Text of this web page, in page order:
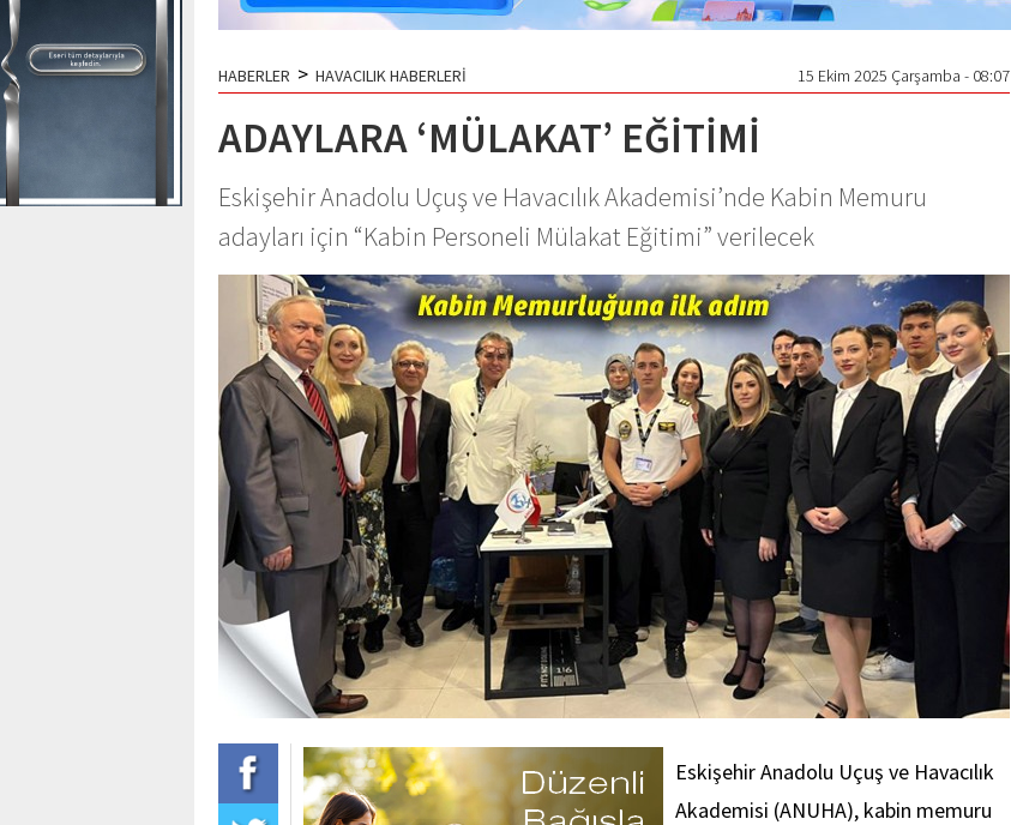
HABERLER > HAVACILIK HABERLERİ 15 Ekim 2025 Çarşamba - 08:07
ADAYLARA ‘MÜLAKAT’ EĞİTİMİ
Eskişehir Anadolu Uçuş ve Havacılık Akademisi’nde Kabin Memuru
adayları için “Kabin Personeli Mülakat Eğitimi” verilecek
Eskişehir Anadolu Uçuş ve Havacılık
Akademisi (ANUHA), kabin memuru